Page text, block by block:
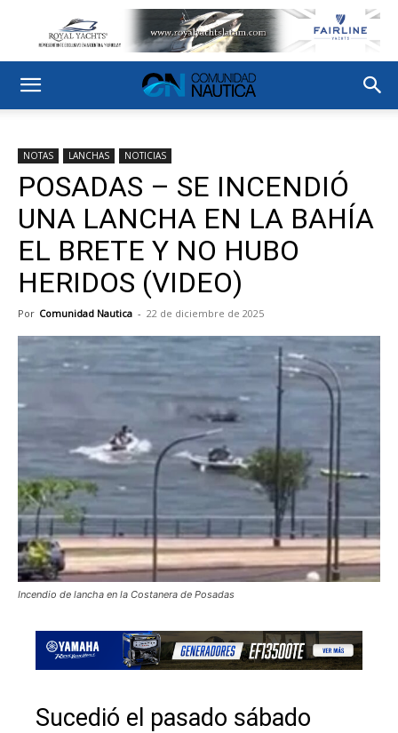
NOTAS LANCHAS NOTICIAS
POSADAS – SE INCENDIÓ
UNA LANCHA EN LA BAHÍA
EL BRETE Y NO HUBO
HERIDOS (VIDEO)
Por Comunidad Nautica - 22 de diciembre de 2025
Incendio de lancha en la Costanera de Posadas
Sucedió el pasado sábado